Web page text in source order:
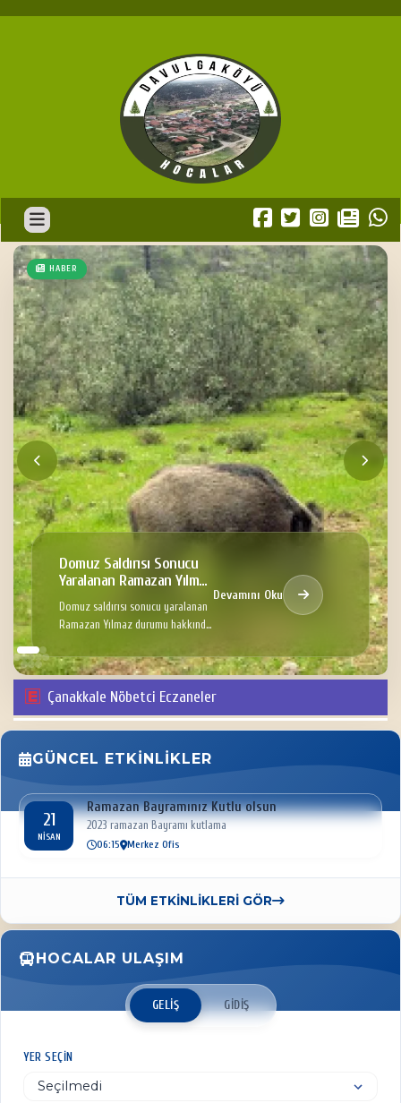
HABER
Domuz Saldırısı Sonucu
Yaralanan Ramazan Yılmaz
Hakkında
Domuz saldırısı sonucu yaralanan
Ramazan Yılmaz durumu hakkında
Devamını Oku
Çanakkale Nöbetci Eczaneler
GÜNCEL ETKINLIKLER
21
NISAN
Ramazan Bayramınız Kutlu olsun
2023 ramazan Bayramı kutlama
06:15 Merkez Ofis
TÜM ETKİNLİKLERİ GÖR
HOCALAR ULAŞIM
GELIŞ GIDIŞ
YER SEÇIN